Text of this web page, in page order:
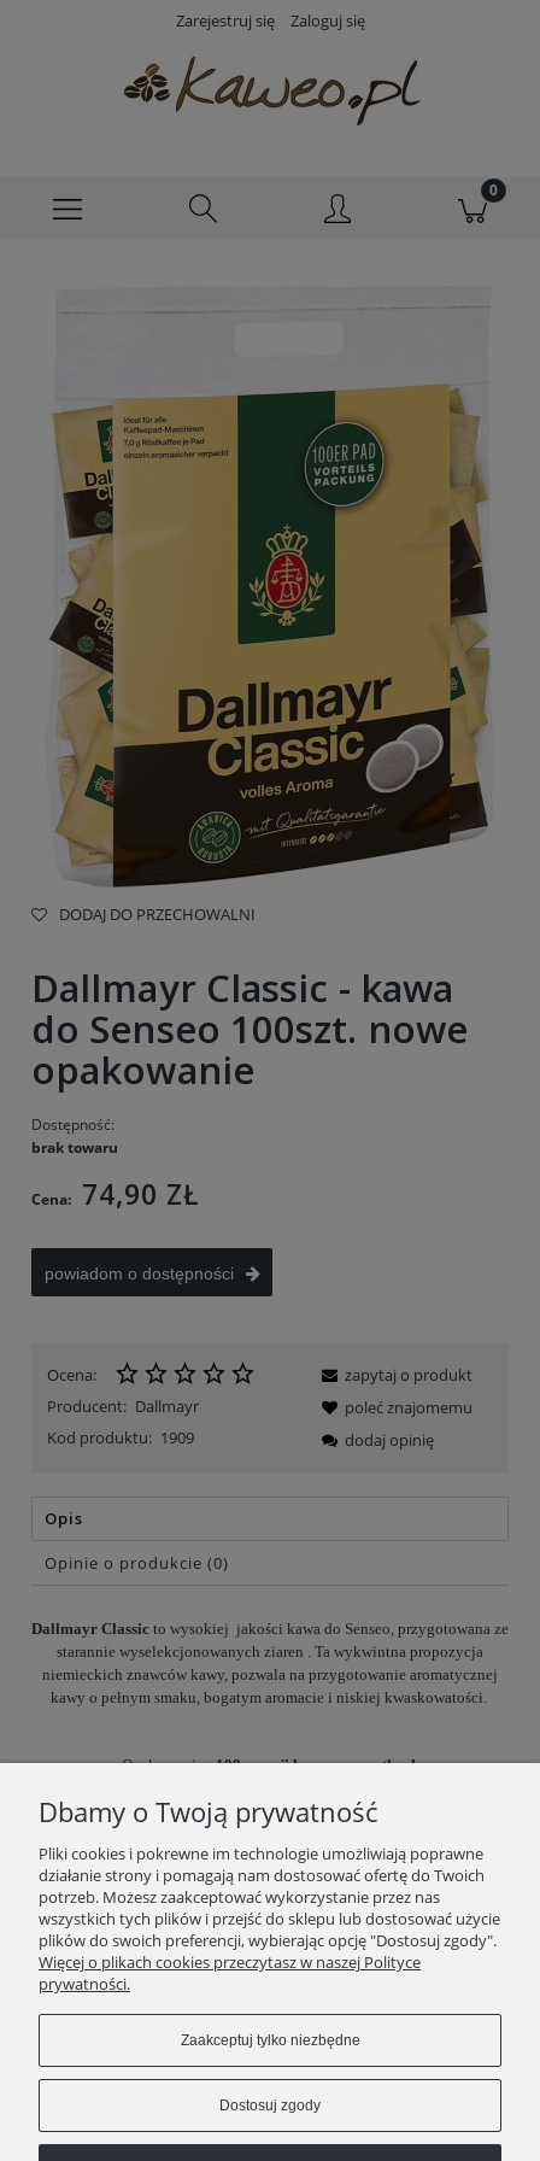
Zarejestruj się Zaloguj się
DODAJ DO PRZECHOWALNI
Dallmayr Classic - kawa
do Senseo 100szt. nowe
opakowanie
Dostępność:
brak towaru
Cena: 74,90 ZŁ
powiadom o dostępności
Ocena:
Producent: Dallmayr
Kod produktu: 1909
zapytaj o produkt
poleć znajomemu
dodaj opinię
Opis
Opinie o produkcie (0)
Dallmayr Classic to wysokiej jakości kawa do Senseo, przygotowana ze
starannie wyselekcjonowanych ziaren . Ta wykwintna propozycja
niemieckich znawców kawy, pozwala na przygotowanie aromatycznej
kawy o pełnym smaku, bogatym aromacie i niskiej kwaskowatości.
Opakowanie:100 porcji kawy w saszetkach
SKLEP
ZAKUPY
INFORMACJE
Dbamy o Twoją prywatność
Pliki cookies i pokrewne im technologie umożliwiają poprawne
działanie strony i pomagają nam dostosować ofertę do Twoich
potrzeb. Możesz zaakceptować wykorzystanie przez nas
wszystkich tych plików i przejść do sklepu lub dostosować użycie
plików do swoich preferencji, wybierając opcję "Dostosuj zgody".
Więcej o plikach cookies przeczytasz w naszej Polityce
prywatności.
Zaakceptuj tylko niezbędne
Dostosuj zgody